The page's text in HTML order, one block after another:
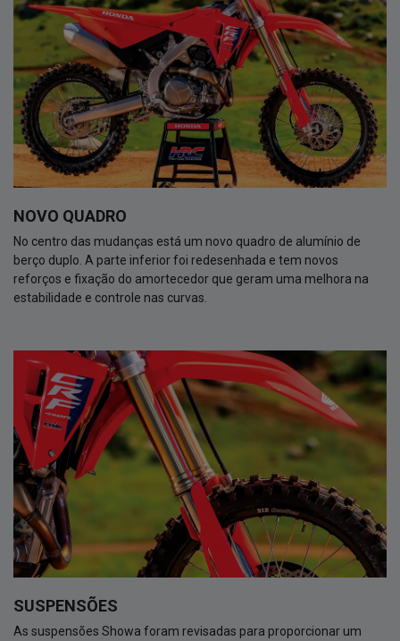
NOVO QUADRO
No centro das mudanças está um novo quadro de alumínio de
berço duplo. A parte inferior foi redesenhada e tem novos
reforços e fixação do amortecedor que geram uma melhora na
estabilidade e controle nas curvas.
SUSPENSÕES
As suspensões Showa foram revisadas para proporcionar um